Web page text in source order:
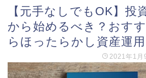
【元手なしでもOK】投
から始めるべき？おす
らほったらかし資産運
2021年1月